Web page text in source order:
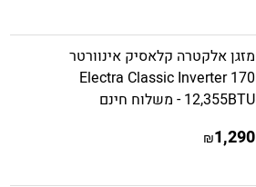
מזגן אלקטרה קלאסיק אינוורטר
Electra Classic Inverter 170
12,355BTU - משלוח חינם
1,290
₪